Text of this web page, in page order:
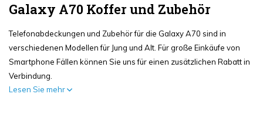
Galaxy A70 Koffer und Zubehör
Telefonabdeckungen und Zubehör für die Galaxy A70 sind in
verschiedenen Modellen für Jung und Alt. Für große Einkäufe von
Smartphone Fällen können Sie uns für einen zusätzlichen Rabatt in
Verbindung.
Lesen Sie mehr